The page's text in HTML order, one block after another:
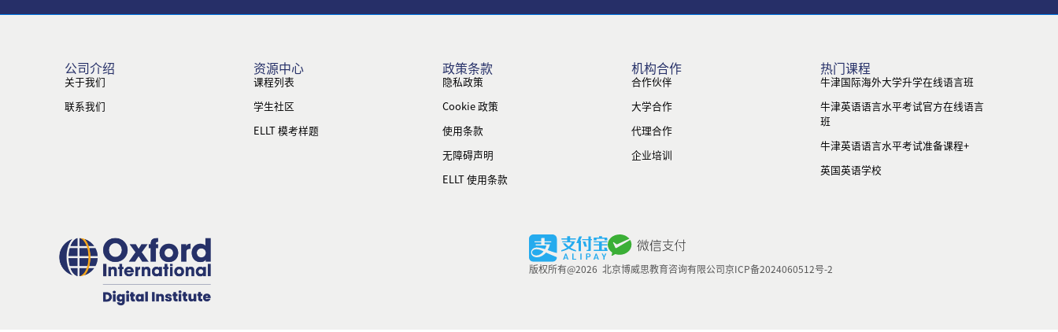
公司介绍
关于我们
联系我们
资源中心
课程列表
学生社区
ELLT 模考样题
政策条款
隐私政策
Cookie 政策
使用条款
无障碍声明
ELLT 使用条款
机构合作
合作伙伴
大学合作
代理合作
企业培训
热门课程
牛津国际海外大学升学在线语言班
牛津英语语言水平考试官方在线语言
班
牛津英语语言水平考试准备课程+
英国英语学校
版权所有@2026 北京博威思教育咨询有限公司京ICP备2024060512号-2